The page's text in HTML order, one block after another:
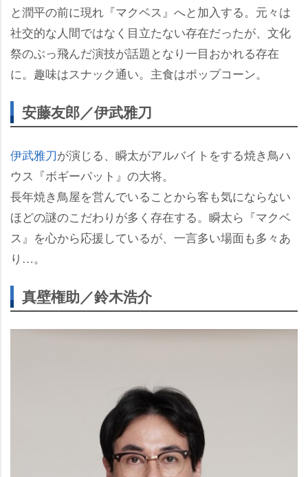
と潤平の前に現れ『マクベス』へと加入する。元々は
社交的な人間ではなく目立たない存在だったが、文化
祭のぶっ飛んだ演技が話題となり一目おかれる存在
に。趣味はスナック通い。主食はポップコーン。
安藤友郎／伊武雅刀
伊武雅刀が演じる、瞬太がアルバイトをする焼き鳥ハ
ウス『ボギーパット』の大将。
長年焼き鳥屋を営んでいることから客も気にならない
ほどの謎のこだわりが多く存在する。瞬太ら『マクベ
ス』を心から応援しているが、一言多い場面も多々あ
り…。
真壁権助／鈴木浩介